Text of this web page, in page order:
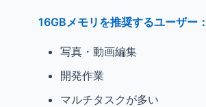
16GBメモリを推奨するユーザー：
写真・動画編集
開発作業
マルチタスクが多い